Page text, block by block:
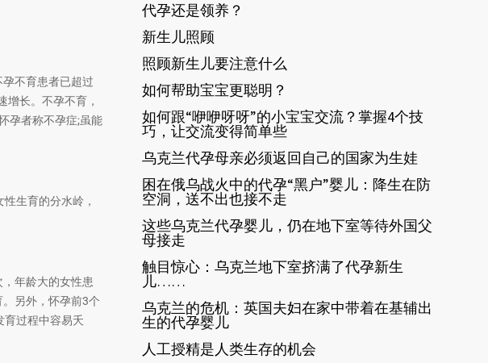
不育患者已超过
增长。不孕不育，
孕者称不孕症;虽能
生育的分水岭，
年龄大的女性患
另外，怀孕前3个
育过程中容易夭
代孕还是领养？
新生儿照顾
照顾新生儿要注意什么
如何帮助宝宝更聪明？
如何跟“咿咿呀呀”的小宝宝交流？掌握4个技
巧，让交流变得简单些
乌克兰代孕母亲必须返回自己的国家为生娃
困在俄乌战火中的代孕“黑户”婴儿：降生在防
空洞，送不出也接不走
这些乌克兰代孕婴儿，仍在地下室等待外国父
母接走
触目惊心：乌克兰地下室挤满了代孕新生
儿……
乌克兰的危机：英国夫妇在家中带着在基辅出
生的代孕婴儿
人工授精是人类生存的机会